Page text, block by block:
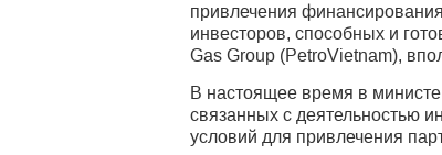
привлечения
инвесторов, способных и
Gas Group (PetroVietnam),
В настоящее время в
связанных с деятельностью
условий для привлечения